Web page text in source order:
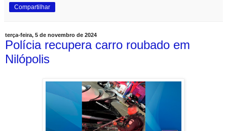
Compartilhar
terça-feira, 5 de novembro de 2024
Polícia recupera carro roubado em
Nilópolis